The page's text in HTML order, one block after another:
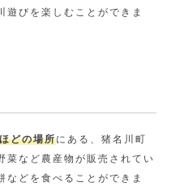
遊びを楽しむことができま
どの場所にある、猪名川町
菜など農産物が販売されてい
などを食べることができま